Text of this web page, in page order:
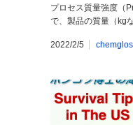
プロセス質量強度（
で、製品の質量（kg
2022/2/5